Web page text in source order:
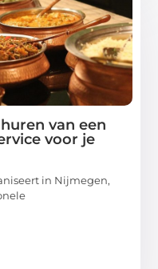
van een
voor je
in Nijmegen,